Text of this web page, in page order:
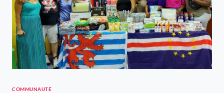
COMMUNAUTÉ